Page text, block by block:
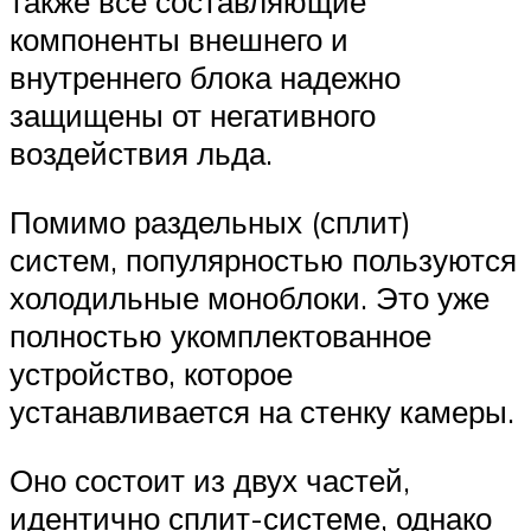
компоненты внешнего и
внутреннего блока надежно
защищены от негативного
воздействия льда.
Помимо раздельных (сплит)
систем, популярностью пользуются
холодильные моноблоки. Это уже
полностью укомплектованное
устройство, которое
устанавливается на стенку камеры.
Оно состоит из двух частей,
идентично сплит-системе, однако